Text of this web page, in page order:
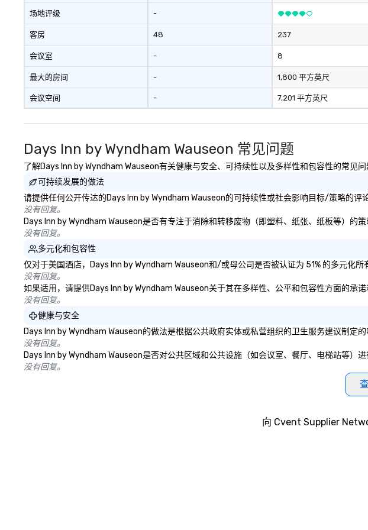
场地评级
客房
会议室
最大的房间
会议空间
-
48
-
-
-
237
8
1,800 平方英尺
7,201 平方英尺
Days Inn by Wyndham Wauseon 常见问题
了解Days Inn by Wyndham Wauseon有关健康与安全、可持续性以及多样性和包容性的常见问
可持续发展的做法
请提供任何公开传达的Days Inn by Wyndham Wauseon的可持续性或社会影响目标/策略的评
没有回复。
Days Inn by Wyndham Wauseon是否有专注于消除和转移废物（即塑料、纸张、纸板等）的
没有回复。
多元化和包容性
仅对于美国酒店，Days Inn by Wyndham Wauseon和/或母公司是否被认证为 51% 的多元化
没有回复。
如果适用，请提供Days Inn by Wyndham Wauseon关于其在多样性、公平和包容性方面的承诺
没有回复。
健康与安全
Days Inn by Wyndham Wauseon的做法是根据公共政府实体或私营组织的卫生服务建议制定
没有回复。
Days Inn by Wyndham Wauseon是否对公共区域和公共设施（如会议室、餐厅、电梯站等）
没有回复。
向 Cvent Supplier